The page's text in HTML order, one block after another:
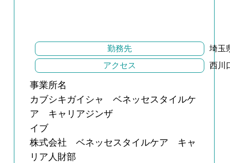
勤務先
埼玉
アクセス
西川
事業所名
カブシキガイシャ ベネッセスタイルケ
ア キャリアジンザ
イブ
株式会社 ベネッセスタイルケア キャ
リア人財部